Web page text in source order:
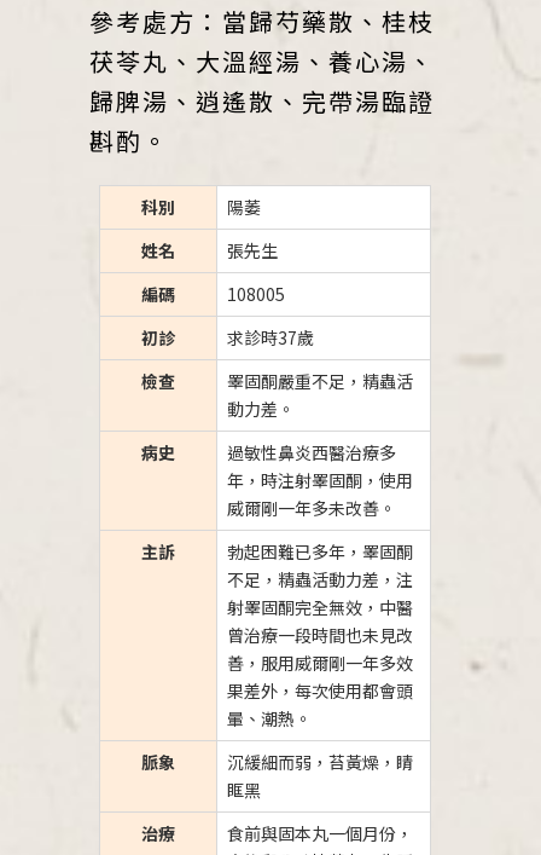
參考處方：當歸芍藥散、桂枝
茯苓丸、大溫經湯、養心湯、
歸脾湯、逍遙散、完帶湯臨證
斟酌。
科別
陽萎
姓名
張先生
編碼
108005
初診
求診時37歲
檢查
睪固酮嚴重不足，精蟲活
動力差。
病史
過敏性鼻炎西醫治療多
年，時注射睪固酮，使用
威爾剛一年多未改善。
主訴
勃起困難已多年，睪固酮
不足，精蟲活動力差，注
射睪固酮完全無效，中醫
曾治療一段時間也未見改
善，服用威爾剛一年多效
果差外，每次使用都會頭
暈、潮熱。
脈象
沉緩細而弱，苔黃燥，睛
眶黑
治療
食前與固本丸一個月份，